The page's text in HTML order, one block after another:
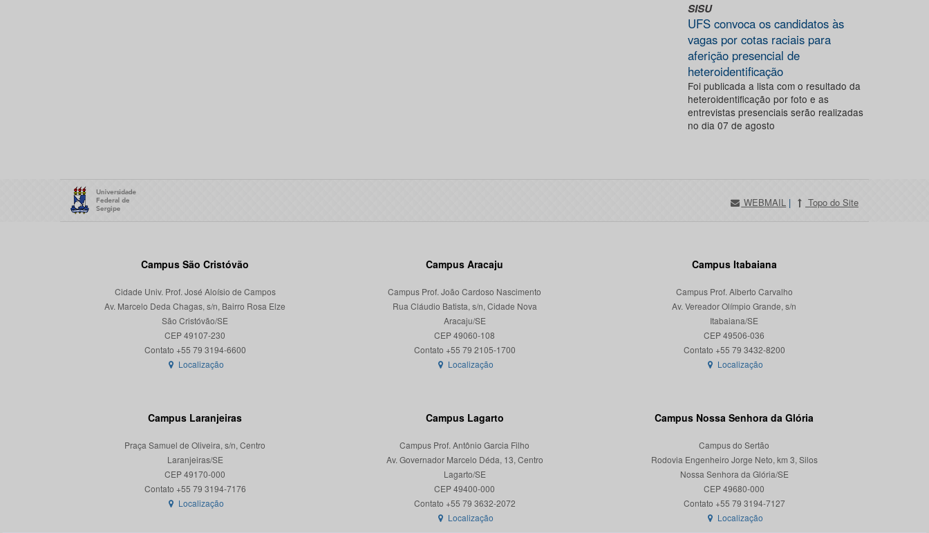
SISU
UFS convoca os candidatos às
vagas por cotas raciais para
aferição presencial de
heteroidentificação
Foi publicada a lista com o resultado da
heteroidentificação por foto e as
entrevistas presenciais serão realizadas
no dia 07 de agosto
WEBMAIL | Topo do Site
Campus São Cristóvão
Cidade Univ. Prof. José Aloísio de Campos
Av. Marcelo Deda Chagas, s/n, Bairro Rosa Elze
São Cristóvão/SE
CEP 49107-230
Localização
Campus Aracaju
Campus Prof. João Cardoso Nascimento
Rua Cláudio Batista, s/n, Cidade Nova
Aracaju/SE
CEP 49060-108
Localização
Campus Itabaiana
Campus Prof. Alberto Carvalho
Av. Vereador Olímpio Grande, s/n
Itabaiana/SE
CEP 49506-036
Localização
Campus Laranjeiras
Praça Samuel de Oliveira, s/n, Centro
Laranjeiras/SE
CEP 49170-000
Localização
Campus Lagarto
Campus Prof. Antônio Garcia Filho
Av. Governador Marcelo Déda, 13, Centro
Lagarto/SE
CEP 49400-000
Localização
Campus Nossa Senhora da Glória
Campus do Sertão
Rodovia Engenheiro Jorge Neto, km 3, Silos
Nossa Senhora da Glória/SE
CEP 49680-000
Contato +55 79 3194-7127
Localização